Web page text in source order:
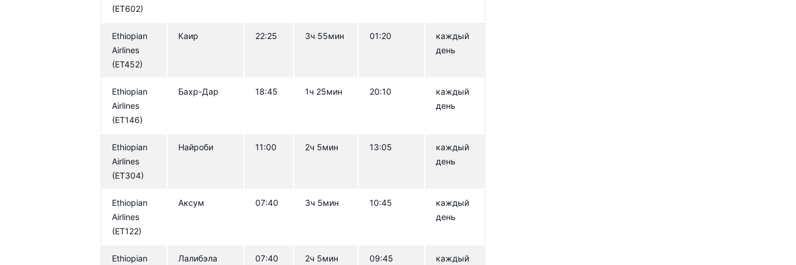
South African Airways
RwandAir
Ethiopian Airlines
Ethiopian Airlines
Middle East Airlines
All Nippon Airways
(ET602)
Ethiopian
Airlines
(ET452)
Каир 22:25 3ч 55мин 01:20
каждый
день
Ethiopian
Airlines
(ET146)
Бахр-Дар 18:45 1ч 25мин 20:10
каждый
день
Ethiopian
Airlines
(ET304)
Найроби 11:00 2ч 5мин 13:05
каждый
день
Ethiopian
Airlines
(ET122)
Аксум 07:40 3ч 5мин 10:45
каждый
день
Ethiopian
Лалибэла 07:40 2ч 5мин 09:45
каждый